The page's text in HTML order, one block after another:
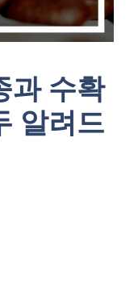
과 수확
알려드